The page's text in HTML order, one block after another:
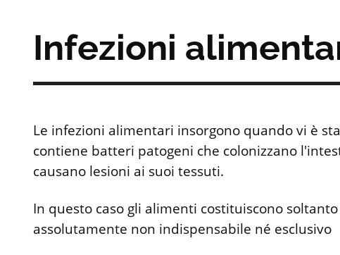
Infezioni
Le infezioni alimentari insorgono quando vi è
contiene batteri patogeni che colonizzano
causano lesioni ai suoi tessuti.
In questo caso gli alimenti costituiscono
assolutamente non indispensabile né esclusivo